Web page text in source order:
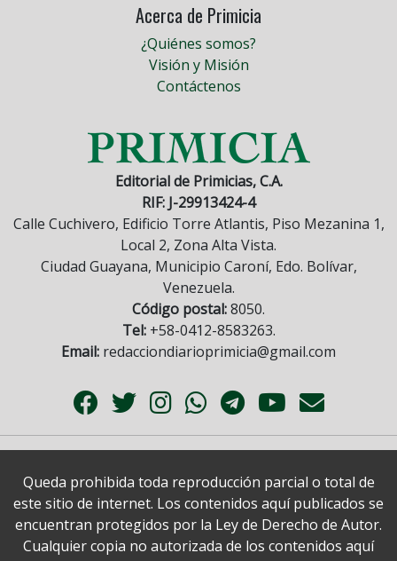
Acerca de Primicia
¿Quiénes somos?
Visión y Misión
Contáctenos
Editorial de Primicias, C.A.
RIF: J-29913424-4
Calle Cuchivero, Edificio Torre Atlantis, Piso Mezanina 1,
Local 2, Zona Alta Vista.
Ciudad Guayana, Municipio Caroní, Edo. Bolívar,
Venezuela.
Código postal:8050.
Tel:+58-0412-8583263.
Email: redacciondiarioprimicia@gmail.com
Queda prohibida toda reproducción parcial o total de
este sitio de internet. Los contenidos aquí publicados se
encuentran protegidos por la Ley de Derecho de Autor.
Cualquier copia no autorizada de los contenidos aquí